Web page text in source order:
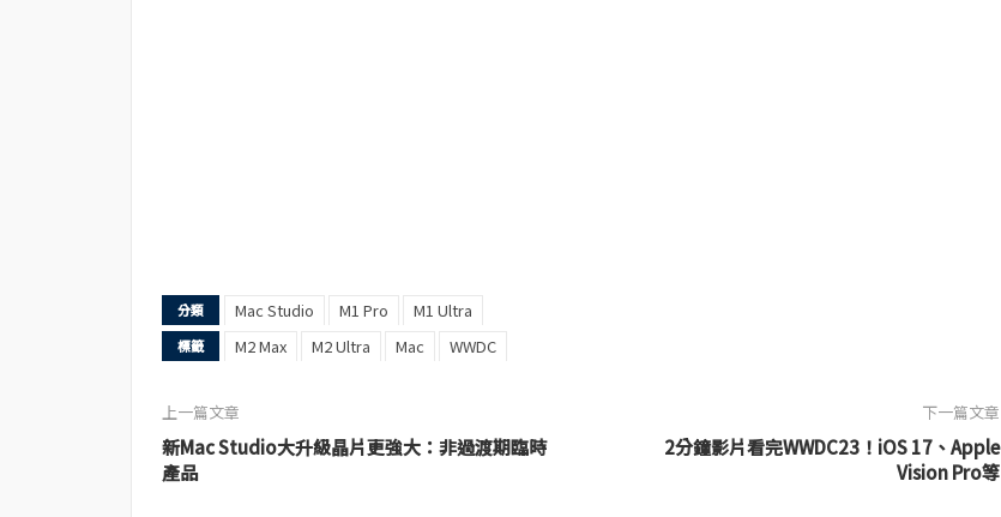
分類 Mac Studio M1 Pro M1 Ultra
標籤 M2 Max M2 Ultra Mac WWDC
上一篇文章
新Mac Studio大升級晶片更強大：非過渡期臨時
產品
下一篇文章
2分鐘影片看完WWDC23！iOS 17、Apple
Vision Pro等